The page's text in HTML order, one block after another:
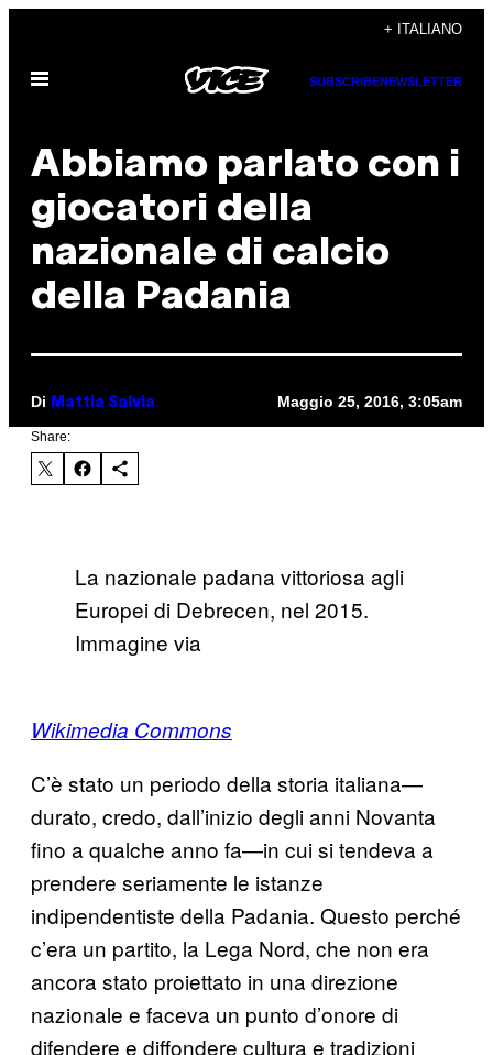
contenuto
+ ITALIANO
Apri
SUBSCRIBENEWSLETTER
Abbiamo parlato con i
giocatori della
nazionale di calcio
della Padania
Di Mattia Salvia Maggio 25, 2016, 3:05am
Share:
La nazionale padana vittoriosa agli
Europei di Debrecen, nel 2015.
Immagine via
Wikimedia Commons
C’è stato un periodo della storia italiana—
durato, credo, dall’inizio degli anni Novanta
fino a qualche anno fa—in cui si tendeva a
prendere seriamente le istanze
indipendentiste della Padania. Questo perché
c’era un partito, la Lega Nord, che non era
ancora stato proiettato in una direzione
nazionale e faceva un punto d’onore di
difendere e diffondere cultura e tradizioni